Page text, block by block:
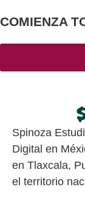
COMIENZA
Spinoza
Digital en
en Tlaxcala,
el territorio